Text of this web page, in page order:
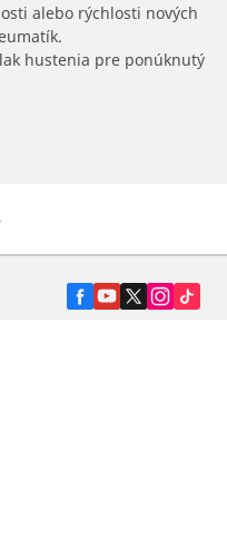
alebo rýchlosti nových
hustenia pre ponúknutý